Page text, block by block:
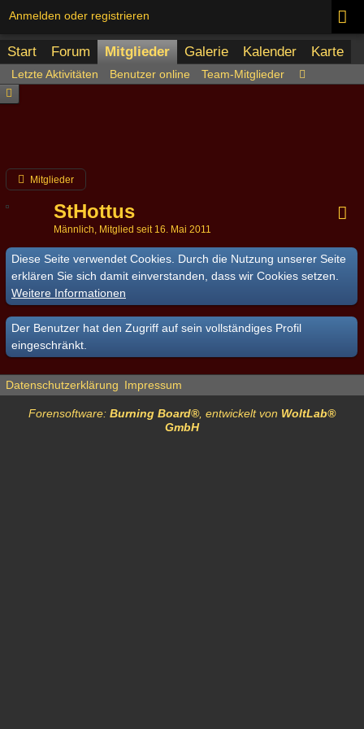
Anmelden oder registrieren
Start Forum Mitglieder Galerie Kalender Karte
Letzte Aktivitäten Benutzer online Team-Mitglieder
Mitglieder
StHottus
Männlich Mitglied seit 16. Mai 2011
Diese Seite verwendet Cookies. Durch die Nutzung unserer Seite
erklären Sie sich damit einverstanden, dass wir Cookies setzen.
Weitere Informationen
Der Benutzer hat den Zugriff auf sein vollständiges Profil
eingeschränkt.
Datenschutzerklärung Impressum
Forensoftware: Burning Board®, entwickelt von WoltLab®
GmbH